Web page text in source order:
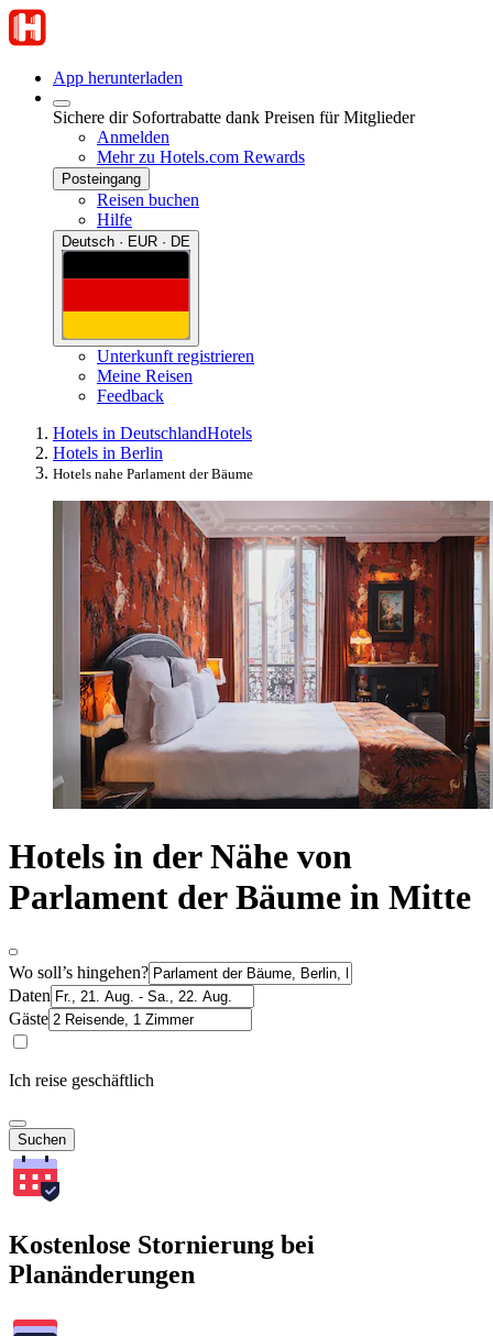
App herunterladen
Sichere dir Sofortrabatte dank Preisen für Mitglieder
Anmelden
Mehr zu Hotels.com Rewards
Posteingang
Reisen buchen
Hilfe
Deutsch · EUR · DE
Unterkunft registrieren
Meine Reisen
Feedback
Hotels in DeutschlandHotels
Hotels in Berlin
Hotels nahe Parlament der Bäume
Hotels in der Nähe von
Parlament der Bäume in Mitte
Wo soll’s hingehen?
Daten
Gäste
Ich reise geschäftlich
Suchen
Kostenlose Stornierung bei
Planänderungen